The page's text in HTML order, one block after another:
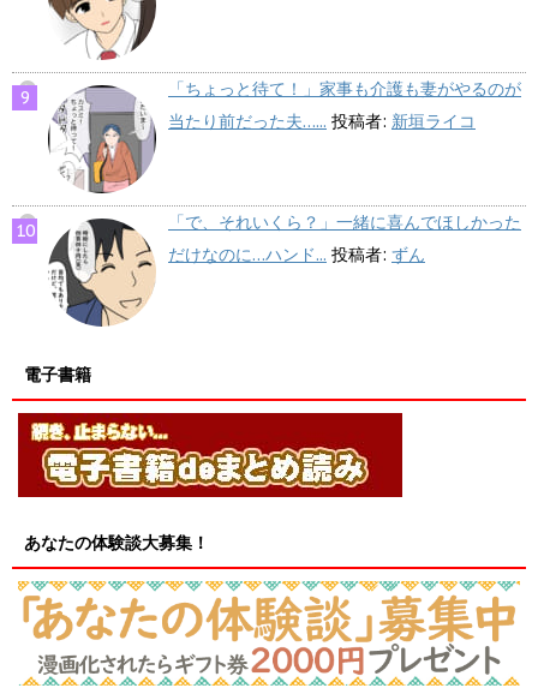
「ちょっと待て！」家事も介護も妻がやるのが
当たり前だった夫…... 投稿者: 新垣ライコ
「で、それいくら？」一緒に喜んでほしかった
だけなのに…ハンド... 投稿者: ずん
電子書籍
あなたの体験談大募集！